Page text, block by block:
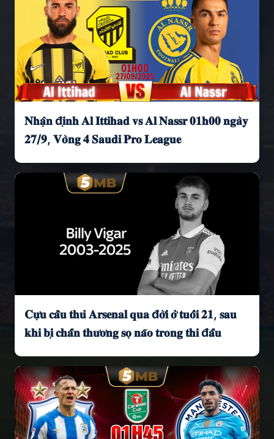
𝐍𝐡𝐚̣̂𝐧 đ𝐢̣𝐧𝐡 𝐀𝐥 𝐈𝐭𝐭𝐢𝐡𝐚𝐝 𝐯𝐬 𝐀𝐥 𝐍𝐚𝐬𝐬𝐫 𝟎𝟏𝐡𝟎𝟎 𝐧𝐠𝐚̀𝐲
𝟐𝟕/𝟗, 𝐕𝐨̀𝐧𝐠 𝟒 𝐒𝐚𝐮𝐝𝐢 𝐏𝐫𝐨 𝐋𝐞𝐚𝐠𝐮𝐞
𝐂𝐮̛̣𝐮 𝐜𝐚̂̀𝐮 𝐭𝐡𝐮̉ 𝐀𝐫𝐬𝐞𝐧𝐚𝐥 𝐪𝐮𝐚 đ𝐨̛̀𝐢 𝐨̛̉ 𝐭𝐮𝐨̂̉𝐢 𝟐𝟏, 𝐬𝐚𝐮
𝐤𝐡𝐢 𝐛𝐢̣ 𝐜𝐡𝐚̂́𝐧 𝐭𝐡𝐮̛𝐨̛𝐧𝐠 𝐬𝐨̣ 𝐧𝐚̃𝐨 𝐭𝐫𝐨𝐧𝐠 𝐭𝐡𝐢 đ𝐚̂́𝐮